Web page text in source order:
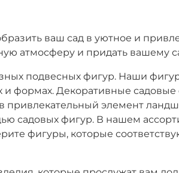
ваш сад в уютное и
атмосферу и придать вашему
подвесных фигур. Наши
и формах. Декоративные
привлекательный элемент
садовых фигур. В нашем
фигуры, которые